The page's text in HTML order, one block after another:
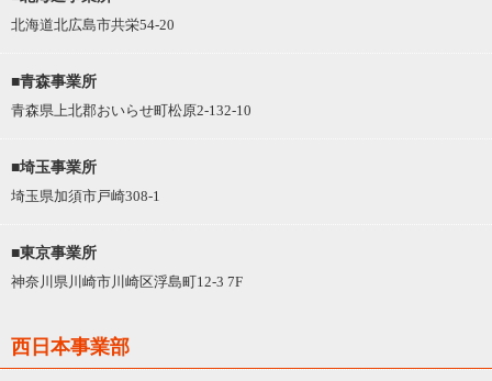
北海道北広島市共栄54-20
■青森事業所
青森県上北郡おいらせ町松原2-132-10
■埼玉事業所
埼玉県加須市戸崎308-1
■東京事業所
神奈川県川崎市川崎区浮島町12-3 7F
西日本事業部